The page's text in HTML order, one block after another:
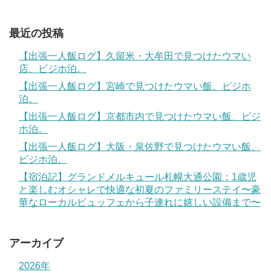
最近の投稿
【出張一人飯ログ】久留米・大牟田で見つけたウマい
店、ビジホ泊。
【出張一人飯ログ】宮崎で見つけたウマい飯、ビジホ
泊。
【出張一人飯ログ】京都市内で見つけたウマい飯、ビジ
ホ泊。
【出張一人飯ログ】大阪・泉佐野で見つけたウマい飯、
ビジホ泊。
【宿泊記】グランドメルキュール札幌大通公園：1歳児
と楽しむオシャレで快適な初夏のファミリーステイ〜豪
華なローカルビュッフェから子連れに嬉しい設備まで〜
アーカイブ
2026年